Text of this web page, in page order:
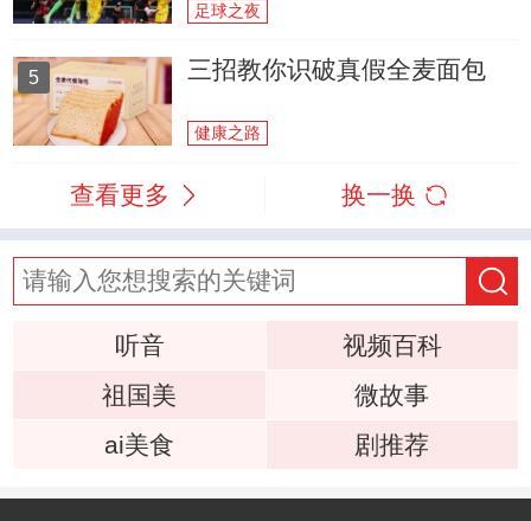
足球之夜
5 三招教你识破真假全麦面包
健康之路
查看更多 换一换
听音
视频百科
祖国美
微故事
ai美食
剧推荐